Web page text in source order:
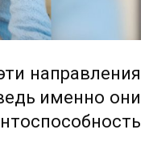
направления
именно они